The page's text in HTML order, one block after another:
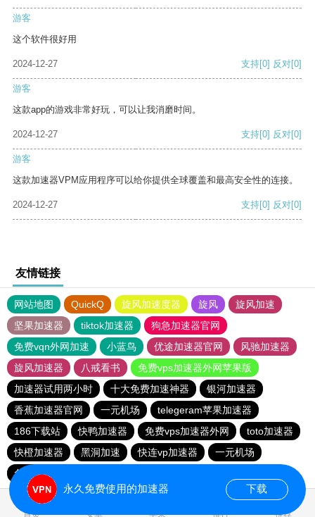
游客
这个软件很好用
2024-12-27 支持[0] 反对[0]
游客
这款app的游戏非常好玩，可以让我消磨时间。
2024-12-27 支持[0] 反对[0]
游客
这款加速器VPM应用程序可以给你提供全球覆盖和最高安全性的连接。
2024-12-27 支持[0] 反对[0]
友情链接
网站地图 QuickQ 旋风加速度器 旋风
旋风加速
坚果加速器
tiktok加速器
狗急加速器官网
免费vqn外网加速
小蓝鸟 优途加速器官网
风驰加速器
旋风加速器
八戒看书
免费vps加速器外网苹果版
加速器试用两小时
十大免费加速神器
银河加速器
香蕉加速器官网
一元机场
telegeram苹果加速器
186下载站
快鸭加速器 免费vps加速器外网
toto加速器
快橙加速器
黑洞加速 快连vp加速器
一元机场
免费vps加速器外网
首页 安卓 苹果 排行 推荐
永久免费使用的加速器 下载
0.031585s